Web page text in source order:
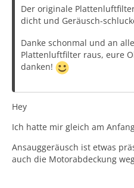
Der originale
dicht und Geräusch-
Danke schonmal und an
Plattenluftfilter raus, eure
danken!
Hey
Ich hatte mir gleich am
Ansauggeräusch ist etwas
auch die Motorabdeckung